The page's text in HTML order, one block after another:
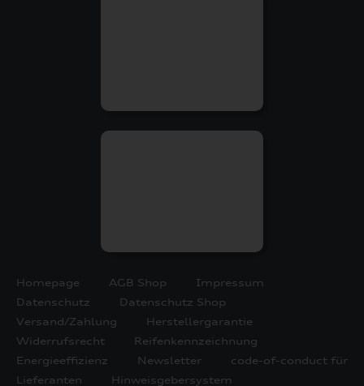
Homepage AGB Shop
Impressum
Datenschutz
Datenschutz Shop
Versand/Zahlung
Herstellergarantie
Widerrufsrecht
Reifenkennzeichnung
Energieeffizienz
Newsletter
code-of-conduct für
Lieferanten
Hinweisgebersystem